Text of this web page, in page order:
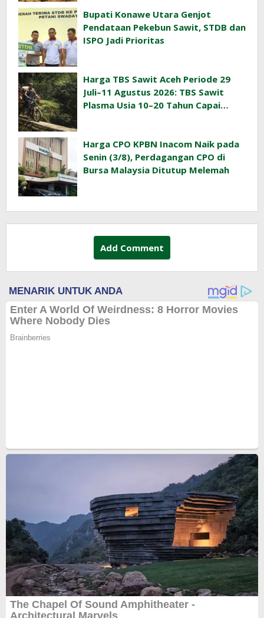
Bupati Konawe Utara Genjot
Pendataan Pekebun Sawit, STDB dan
ISPO Jadi Prioritas
Harga TBS Sawit Aceh Periode 29
Juli–11 Agustus 2026: TBS Sawit
Plasma Usia 10–20 Tahun Capai
Harga CPO KPBN Inacom Naik pada
Senin (3/8), Perdagangan CPO di
Bursa Malaysia Ditutup Melemah
Add Comment